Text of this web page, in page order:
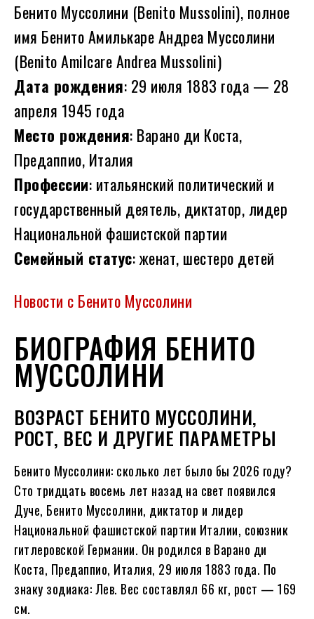
Бенито Муссолини (Benito Mussolini), полное
имя Бенито Амилькаре Андреа Муссолини
(Benito Amilcare Andrea Mussolini)
Дата рождения: 29 июля 1883 года — 28
апреля 1945 года
Место рождения: Варано ди Коста,
Предаппио, Италия
Профессии: итальянский политический и
государственный деятель, диктатор, лидер
Национальной фашистской партии
Семейный статус: женат, шестеро детей
Новости с Бенито Муссолини
БИОГРАФИЯ БЕНИТО
МУССОЛИНИ
ВОЗРАСТ БЕНИТО МУССОЛИНИ,
РОСТ, ВЕС И ДРУГИЕ ПАРАМЕТРЫ
Бенито Муссолини: сколько лет было бы 2026 году?
Сто тридцать восемь лет назад на свет появился
Дуче, Бенито Муссолини, диктатор и лидер
Национальной фашистской партии Италии, союзник
гитлеровской Германии. Он родился в Варано ди
Коста, Предаппио, Италия, 29 июля 1883 года. По
знаку зодиака: Лев. Вес составлял 66 кг, рост — 169
см.